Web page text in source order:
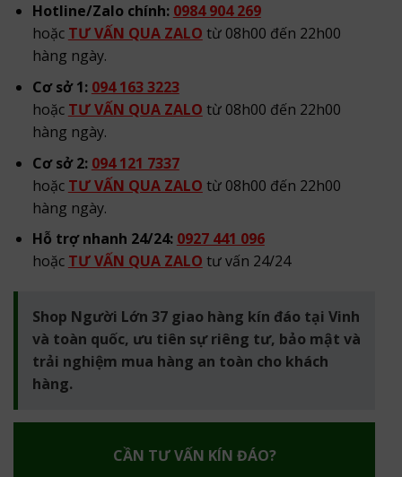
Hotline/Zalo chính: 0984 904 269
hoặc TƯ VẤN QUA ZALO từ 08h00 đến 22h00
hàng ngày.
Cơ sở 1: 094 163 3223
hoặc TƯ VẤN QUA ZALO từ 08h00 đến 22h00
hàng ngày.
Cơ sở 2: 094 121 7337
hoặc TƯ VẤN QUA ZALO từ 08h00 đến 22h00
hàng ngày.
Hỗ trợ nhanh 24/24: 0927 441 096
hoặc TƯ VẤN QUA ZALO tư vấn 24/24
Shop Người Lớn 37 giao hàng kín đáo tại Vinh
và toàn quốc, ưu tiên sự riêng tư, bảo mật và
trải nghiệm mua hàng an toàn cho khách
hàng.
CẦN TƯ VẤN KÍN ĐÁO?